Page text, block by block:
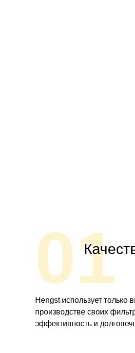
01
Hengst использует
производстве своих
эффективность и